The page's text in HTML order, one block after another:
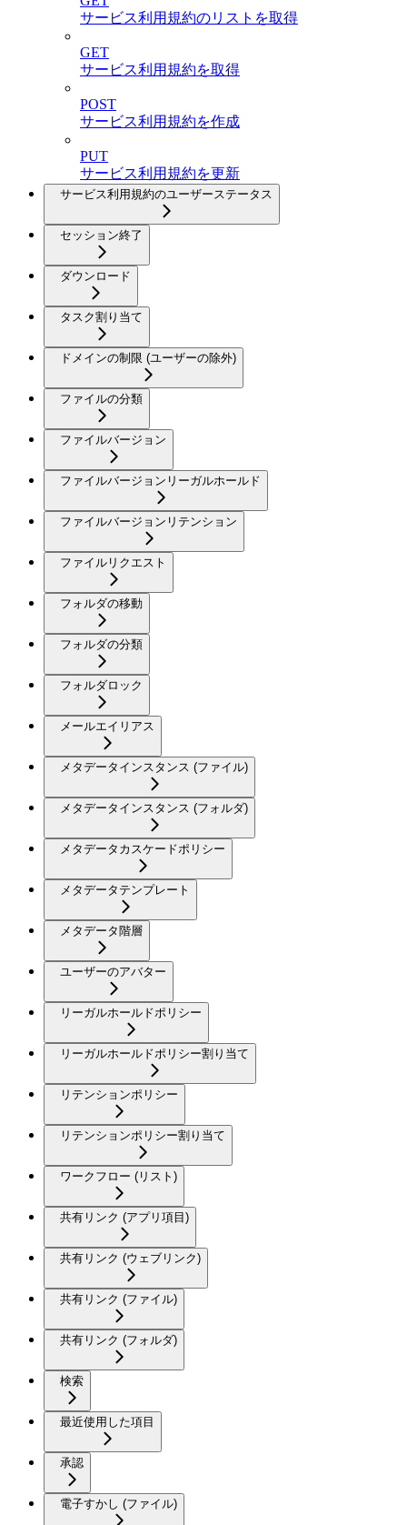
サービス利用規約のリストを取得
GET
サービス利用規約を取得
POST
サービス利用規約を作成
PUT
サービス利用規約を更新
サービス利用規約のユーザーステータス
セッション終了
ダウンロード
タスク割り当て
ドメインの制限 (ユーザーの除外)
ファイルの分類
ファイルバージョン
ファイルバージョンリーガルホールド
ファイルバージョンリテンション
ファイルリクエスト
フォルダの移動
フォルダの分類
フォルダロック
メールエイリアス
メタデータインスタンス (ファイル)
メタデータインスタンス (フォルダ)
メタデータカスケードポリシー
メタデータテンプレート
メタデータ階層
ユーザーのアバター
リーガルホールドポリシー
リーガルホールドポリシー割り当て
リテンションポリシー
リテンションポリシー割り当て
ワークフロー (リスト)
共有リンク (アプリ項目)
共有リンク (ウェブリンク)
共有リンク (ファイル)
共有リンク (フォルダ)
検索
最近使用した項目
承認
電子すかし (ファイル)